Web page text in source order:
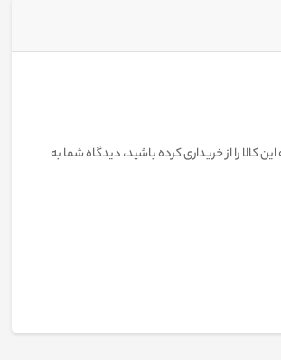
کالا را از خریداری کرده باشید، دیدگاه شما به